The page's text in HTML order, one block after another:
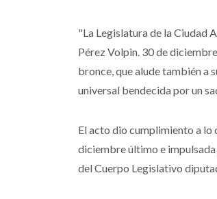
"La Legislatura de la Ciudad
Pérez Volpin. 30 de
bronce, que alude también a
universal bendecida por un
El acto dio cumplimiento a lo
diciembre último e
del Cuerpo Legislativo